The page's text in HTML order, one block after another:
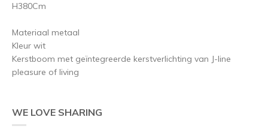
H380Cm
Materiaal metaal
Kleur wit
Kerstboom met geïntegreerde kerstverlichting van J-line
pleasure of living
WE LOVE SHARING